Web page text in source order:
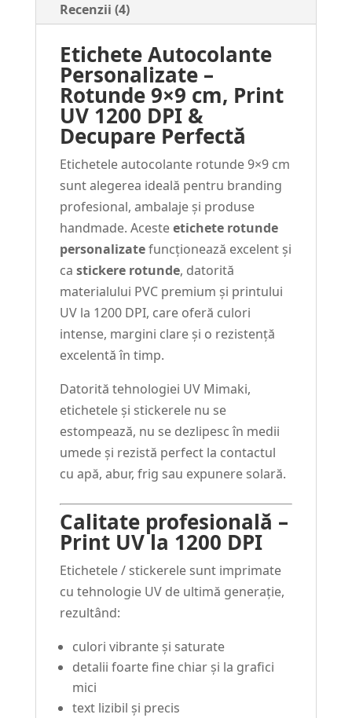
cm
Recenzii (4)
Etichete Autocolante
Personalizate –
Rotunde 9×9 cm, Print
UV 1200 DPI &
Decupare Perfectă
Etichetele autocolante rotunde 9×9 cm
sunt alegerea ideală pentru branding
profesional, ambalaje și produse
handmade. Acesteetichete rotunde
personalizatefuncționează excelent și
ca stickere rotunde, datorită
materialului PVC premium și printului
UV la 1200 DPI, care oferă culori
intense, margini clare și o rezistență
excelentă în timp.
Datorită tehnologiei UV Mimaki,
etichetele și stickerele nu se
estompează, nu se dezlipesc în medii
umede și rezistă perfect la contactul
cu apă, abur, frig sau expunere solară.
Calitate profesională –
Print UV la 1200 DPI
Etichetele / stickerele sunt imprimate
cu tehnologie UV de ultimă generație,
rezultând:
culori vibrante și saturate
detalii foarte fine chiar și la grafici
mici
text lizibil și precis